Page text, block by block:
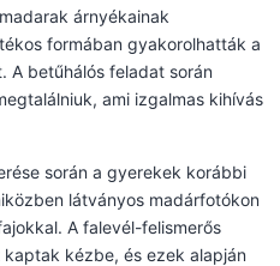
árnyékainak
formában gyakorolhatták a
A betűhálós feladat során
ami izgalmas kihívás
során a gyerekek korábbi
látványos madárfotókon
A falevél-felismerős
kézbe, és ezek alapján